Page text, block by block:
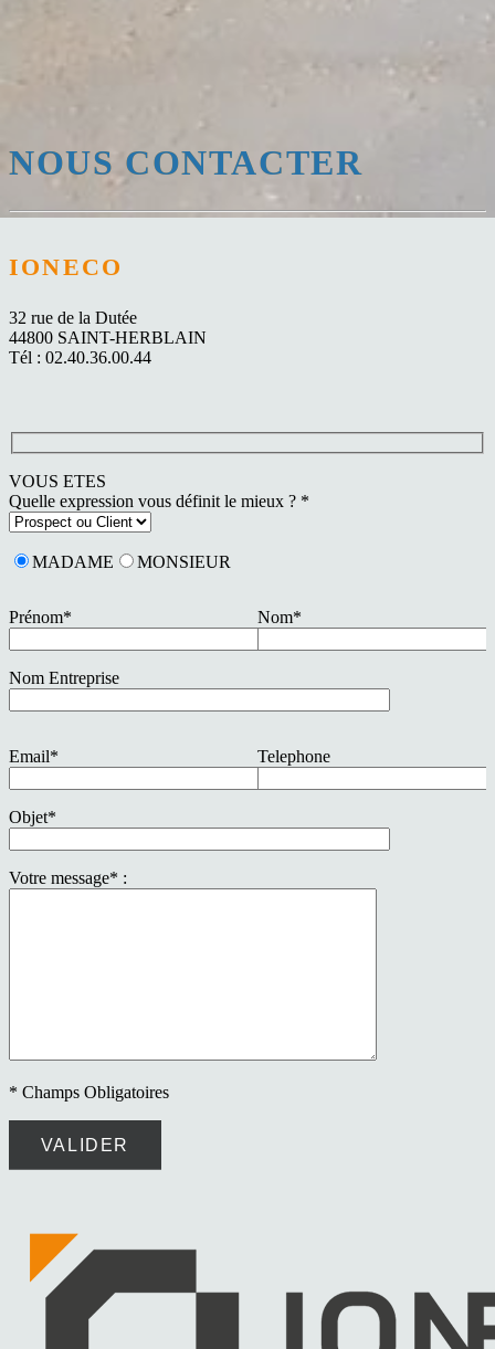
NOUS CONTACTER
IONECO
32 rue de la Dutée
44800 SAINT-HERBLAIN
Tél : 02.40.36.00.44
VOUS ETES
Quelle expression vous définit le mieux ? *
MADAME MONSIEUR
Prénom* Nom*
Nom Entreprise
Email* Telephone
Objet*
Votre message* :
* Champs Obligatoires